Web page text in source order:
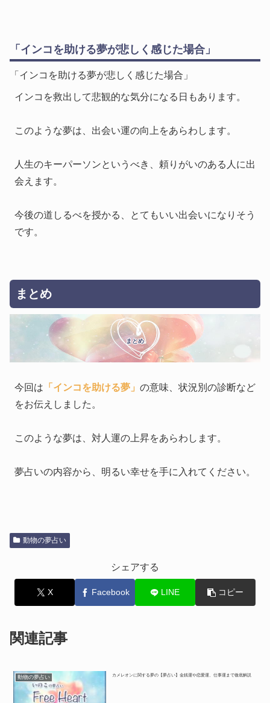
「インコを助ける夢が悲しく感じた場合」
「インコを助ける夢が悲しく感じた場合」
インコを救出して悲観的な気分になる日もあります。
このような夢は、出会い運の向上をあらわします。
人生のキーパーソンというべき、頼りがいのある人に出
会えます。
今後の道しるべを授かる、とてもいい出会いになりそう
です。
まとめ
まとめ
今回は 「インコを助ける夢」 の意味、状況別の診断など
をお伝えしました。
このような夢は、対人運の上昇をあらわします。
夢占いの内容から、明るい幸せを手に入れてください。
動物の夢占い
シェアする
X Facebook LINE コピー
関連記事
動物の夢占い カメレオンに関する夢の【夢占い】金銭運や恋愛運、仕事運まで徹底解説